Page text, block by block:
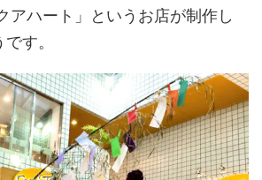
アハート」というお店が制作し
す。